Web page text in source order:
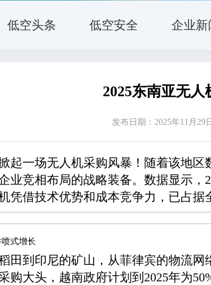
低空头条 低空安全 企业新
2025东南亚无
发布日期：2025年11月29
起一场无人机采购风暴！随着该地
业竞相布局的战略装备。数据显示
凭借技术优势和成本竞争力，已占
式增长
田到印尼的矿山，从菲律宾的物流
购大头，越南政府计划到2025年为